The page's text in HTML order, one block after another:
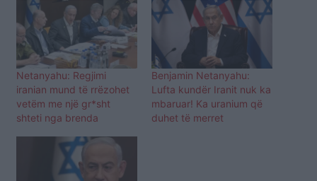
Netanyahu: Regjimi
iranian mund të rrëzohet
vetëm me një gr*sht
shteti nga brenda
Benjamin Netanyahu:
Lufta kundër Iranit nuk ka
mbaruar! Ka uranium që
duhet të merret